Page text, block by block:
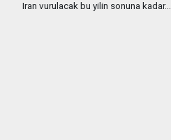
Iran vurulacak bu yilin sonuna kadar...